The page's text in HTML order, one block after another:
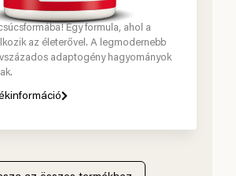
Egy formula, ahol a
az életerővel. A legmodernebb
adaptogény hagyományok